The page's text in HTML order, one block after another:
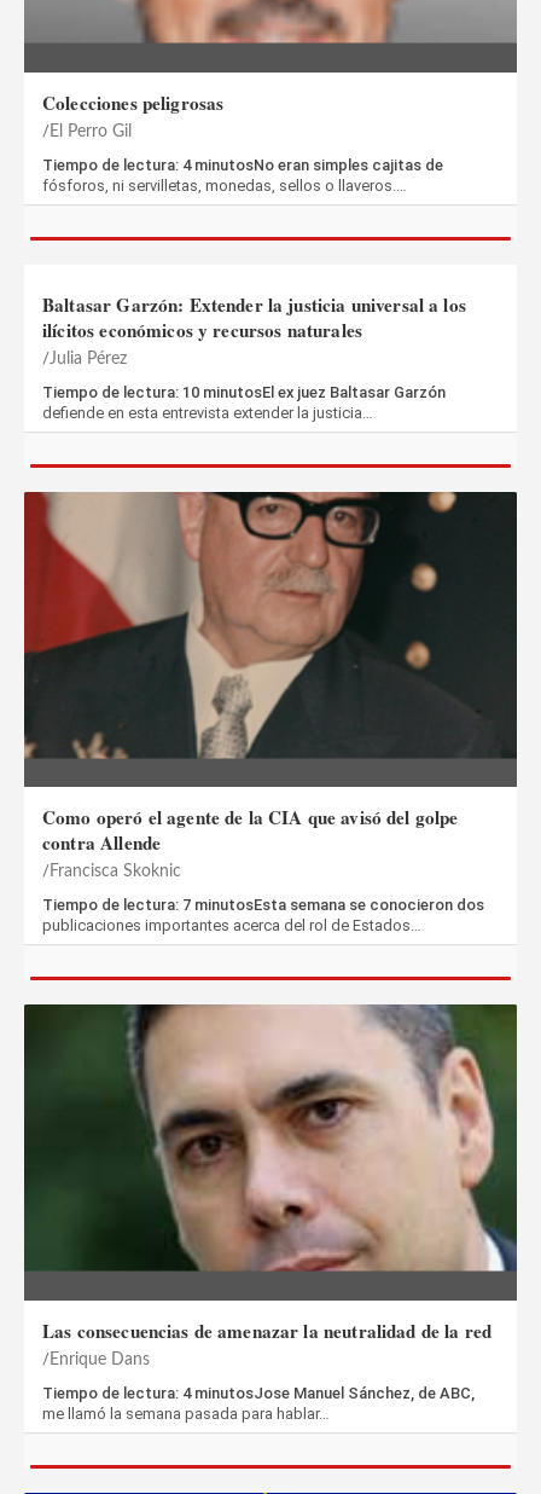
Colecciones peligrosas
El Perro Gil
Tiempo de lectura: 4 minutosNo eran simples cajitas de
fósforos, ni servilletas, monedas, sellos o llaveros.…
Baltasar Garzón: Extender la justicia universal a los
ilícitos económicos y recursos naturales
Julia Pérez
Tiempo de lectura: 10 minutosEl ex juez Baltasar Garzón
defiende en esta entrevista extender la justicia…
Como operó el agente de la CIA que avisó del golpe
contra Allende
Francisca Skoknic
Tiempo de lectura: 7 minutosEsta semana se conocieron dos
publicaciones importantes acerca del rol de Estados…
Las consecuencias de amenazar la neutralidad de la red
Enrique Dans
Tiempo de lectura: 4 minutosJose Manuel Sánchez, de ABC,
me llamó la semana pasada para hablar…